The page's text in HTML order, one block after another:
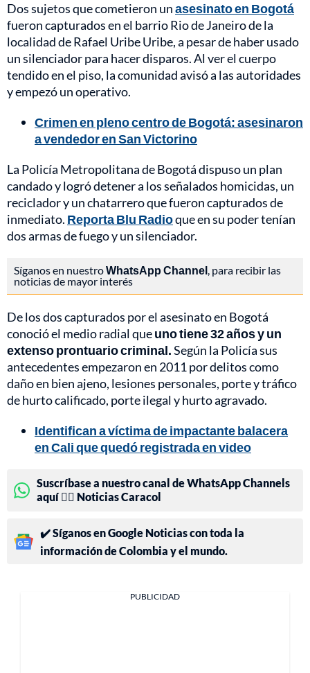
Dos sujetos que cometieron unasesinato en Bogotá
fueron capturados en el barrio Rio de Janeiro de la
localidad de Rafael Uribe Uribe, a pesar de haber usado
un silenciador para hacer disparos. Al ver el cuerpo
tendido en el piso, la comunidad avisó a las autoridades
y empezó un operativo.
Crimen en pleno centro de Bogotá: asesinaron
a vendedor en San Victorino
La Policía Metropolitana de Bogotá dispuso un plan
candado y logró detener a los señalados homicidas, un
reciclador y un chatarrero que fueron capturados de
inmediato. Reporta Blu Radioque en su poder tenían
dos armas de fuego y un silenciador.
Síganos en nuestroWhatsApp Channel, para recibir las
noticias de mayor interés
De los dos capturados por el asesinato en Bogotá
conoció el medio radial queuno tiene 32 años y un
extenso prontuario criminal.Según la Policía sus
antecedentes empezaron en 2011 por delitos como
daño en bien ajeno, lesiones personales, porte y tráfico
de hurto calificado, porte ilegal y hurto agravado.
Identifican a víctima de impactante balacera
en Cali que quedó registrada en video
Suscríbase a nuestro canal de WhatsApp Channels
aquí 👉🏻 Noticias Caracol
✔️ Síganos en Google Noticias con toda la
información de Colombia y el mundo.
PUBLICIDAD